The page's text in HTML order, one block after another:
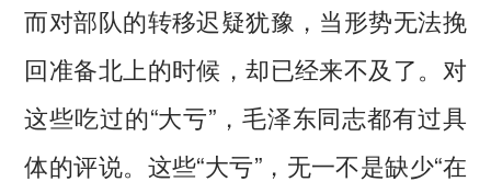
而对部队的转移迟疑犹豫，当形势无法挽
回准备北上的时候，却已经来不及了。对
这些吃过的“大亏”，毛泽东同志都有过具
体的评说。这些“大亏”，无一不是缺少“在